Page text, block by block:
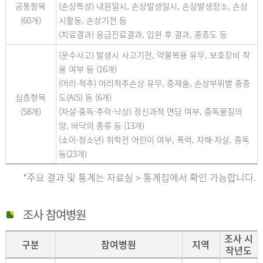
공통항목
(60개)
(손상특성) 내원일시, 손상발생일시, 손상발생장소, 손상
시활동, 손상기전 등
(치료결과) 응급진료결과, 입원 후 결과, 중증도 등
심층항목
(58개)
(운수사고) 발생시 사고기전, 약물복용 유무, 보호장비 착
용 여부 등 (16개)
(머리·척추) 머리척추손상 유무, 중재술, 손상부위별 중증
도(AIS) 등 (6개)
(자살·중독·추락·낙상) 정신과적 면담 여부, 중독물질의
양, 바닥의 종류 등 (13개)
(소아·청소년) 취학전 어린이 여부, 폭력, 자해·자살, 중독
등(23개)
*주요 결과 및 통계는 자료실 > 통계집에서 확인 가능합니다.
조사 참여병원
구분 참여병원 지역
조사 시
작년도